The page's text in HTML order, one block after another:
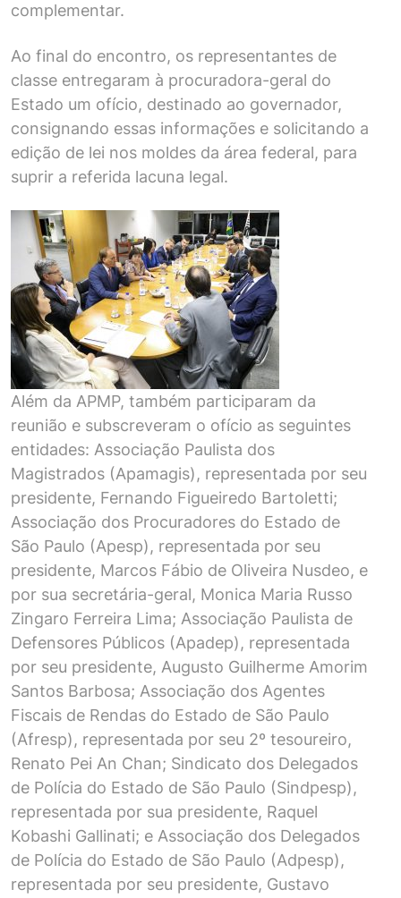
complementar.
Ao final do encontro, os representantes de
classe entregaram à procuradora-geral do
Estado um ofício, destinado ao governador,
consignando essas informações e solicitando a
edição de lei nos moldes da área federal, para
suprir a referida lacuna legal.
Além da APMP, também participaram da
reunião e subscreveram o ofício as seguintes
entidades: Associação Paulista dos
Magistrados (Apamagis), representada por seu
presidente, Fernando Figueiredo Bartoletti;
Associação dos Procuradores do Estado de
São Paulo (Apesp), representada por seu
presidente, Marcos Fábio de Oliveira Nusdeo, e
por sua secretária-geral, Monica Maria Russo
Zingaro Ferreira Lima; Associação Paulista de
Defensores Públicos (Apadep), representada
por seu presidente, Augusto Guilherme Amorim
Santos Barbosa; Associação dos Agentes
Fiscais de Rendas do Estado de São Paulo
(Afresp), representada por seu 2º tesoureiro,
Renato Pei An Chan; Sindicato dos Delegados
de Polícia do Estado de São Paulo (Sindpesp),
representada por sua presidente, Raquel
Kobashi Gallinati; e Associação dos Delegados
de Polícia do Estado de São Paulo (Adpesp),
representada por seu presidente, Gustavo